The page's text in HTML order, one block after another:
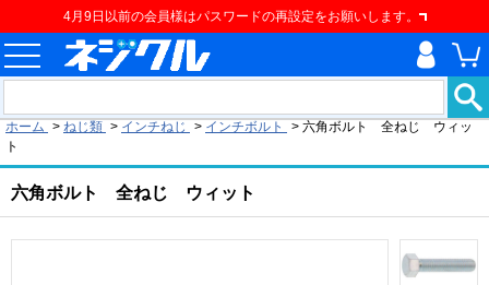
4月9日以前の会員様はパスワードの再設定をお願いします。
ホーム > ねじ類 > インチねじ > インチボルト > 六角ボルト 全ねじ ウィッ
ト
六角ボルト 全ねじ ウィット